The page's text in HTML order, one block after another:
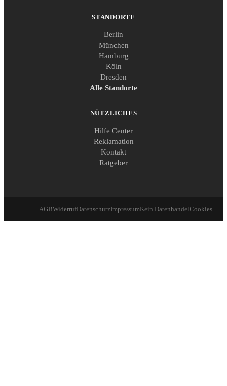
STANDORTE
Berlin
München
Hamburg
Köln
Dresden
Alle Standorte
NÜTZLICHES
Hilfe Center
Reklamation
Kontakt
Ratgeber
AGBWiderrufDatenschutzImpressumKein DatenhandelCookies